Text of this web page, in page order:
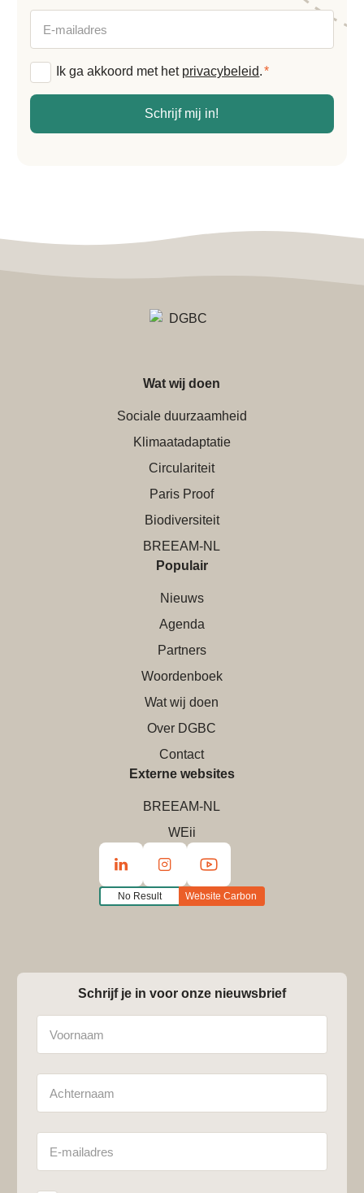
mailadres
Algemene
Ik ga akkoord met het privacybeleid.*
Schrijf mij in!
Wat wij doen
Sociale duurzaamheid
Klimaatadaptatie
Circulariteit
Paris Proof
Biodiversiteit
BREEAM-NL
Populair
Nieuws
Agenda
Partners
Woordenboek
Wat wij doen
Over DGBC
Contact
Externe websites
BREEAM-NL
WEii
No Result Website Carbon
Schrijf je in voor onze nieuwsbrief
mailadres